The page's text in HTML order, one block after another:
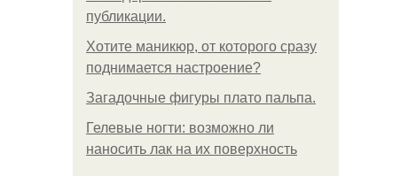
публикации.
Хотите маникюр, от которого сразу
поднимается настроение?
Загадочные фигуры плато пальпа.
Гелевые ногти: возможно ли
наносить лак на их поверхность